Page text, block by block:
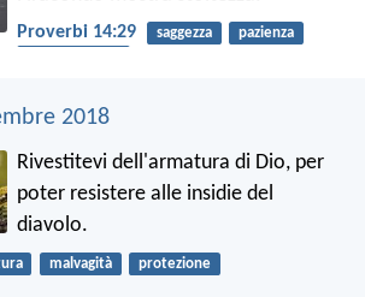
Proverbi 14:29 saggezza
pazienza
2018
Rivestitevi dell'armatura di Dio, per
poter resistere alle insidie del
diavolo.
malvagità protezione